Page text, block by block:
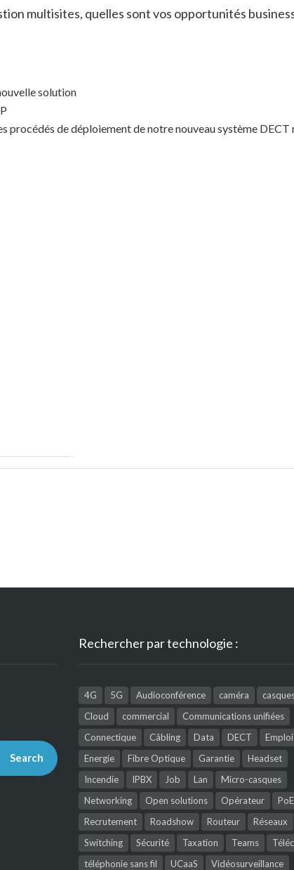
multisites, quelles sont vos opportunités
solution
procédés de déploiement de notre nouveau système
Search
Rechercher par technologie :
4G 5G Audioconférence caméra
Cloud
commercial
Communications unifiées
Connectique
Câbling Data DECT
Emploi
Energie
Fibre Optique Garantie
Headset
Incendie
IPBX Job Lan
Micro-casques
Networking
Open solutions Opérateur
PoE
Recrutement
Roadshow Routeur
Réseaux
Switching
Sécurité Taxation Teams
téléphonie sans fil
UCaaS Vidéosurveillance